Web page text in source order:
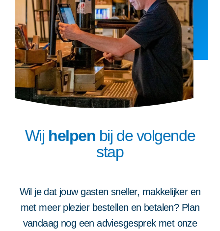
Wij helpen bij de volgende
stap
Wil je dat jouw gasten sneller, makkelijker en
met meer plezier bestellen en betalen? Plan
vandaag nog een adviesgesprek met onze